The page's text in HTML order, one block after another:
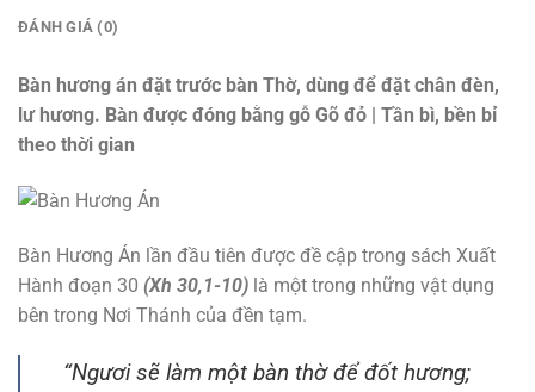
ĐÁNH GIÁ (0)
Bàn hương án đặt trước bàn Thờ, dùng để đặt chân đèn,
lư hương. Bàn được đóng bằng gỗ Gõ đỏ | Tần bì, bền bỉ
theo thời gian
Bàn Hương Án lần đầu tiên được đề cập trong sách Xuất
Hành đoạn 30 (Xh 30,1-10) là một trong những vật dụng
bên trong Nơi Thánh của đền tạm.
“Ngươi sẽ làm một bàn thờ để đốt hương;